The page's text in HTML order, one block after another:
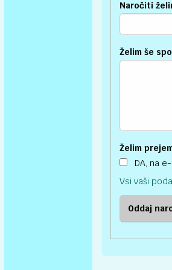
Naročiti
Želim še
Želim
DA, na
Vsi vaši